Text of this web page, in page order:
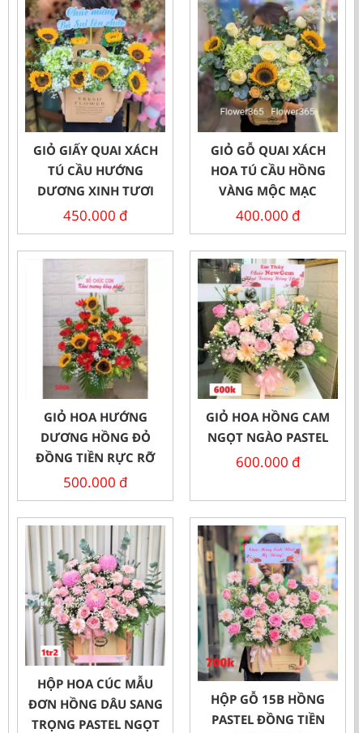
GIỎ GIẤY QUAI XÁCH
TÚ CẦU HƯỚNG
DƯƠNG XINH TƯƠI
450.000 đ
GIỎ GỖ QUAI XÁCH
HOA TÚ CẦU HỒNG
VÀNG MỘC MẠC
400.000 đ
GIỎ HOA HƯỚNG
DƯƠNG HỒNG ĐỎ
ĐỒNG TIỀN RỰC RỠ
500.000 đ
GIỎ HOA HỒNG CAM
NGỌT NGÀO PASTEL
600.000 đ
HỘP HOA CÚC MẪU
ĐƠN HỒNG DÂU SANG
TRỌNG PASTEL NGỌT
HỘP GỖ 15B HỒNG
PASTEL ĐỒNG TIỀN